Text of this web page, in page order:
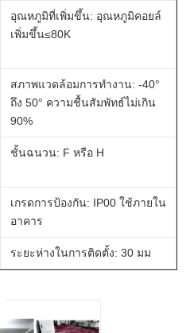
อุณหภูมิที่เพิ่มขึ้น: อุณหภูมิคอยล์
เพิ่มขึ้น≤80K
สภาพแวดล้อมการทำงาน: -40°
ถึง 50° ความชื้นสัมพัทธ์ไม่เกิน
90%
ชั้นฉนวน: F หรือ H
เกรดการป้องกัน: IP00 ใช้ภายใน
อาคาร
ระยะห่างในการติดตั้ง: 30 มม